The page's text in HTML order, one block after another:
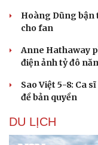
Hoàng Dũng bận
cho fan
Anne Hathaway
điện ảnh tỷ đô
Sao Việt 5-8: Ca
đề bản quyền
DU LỊCH